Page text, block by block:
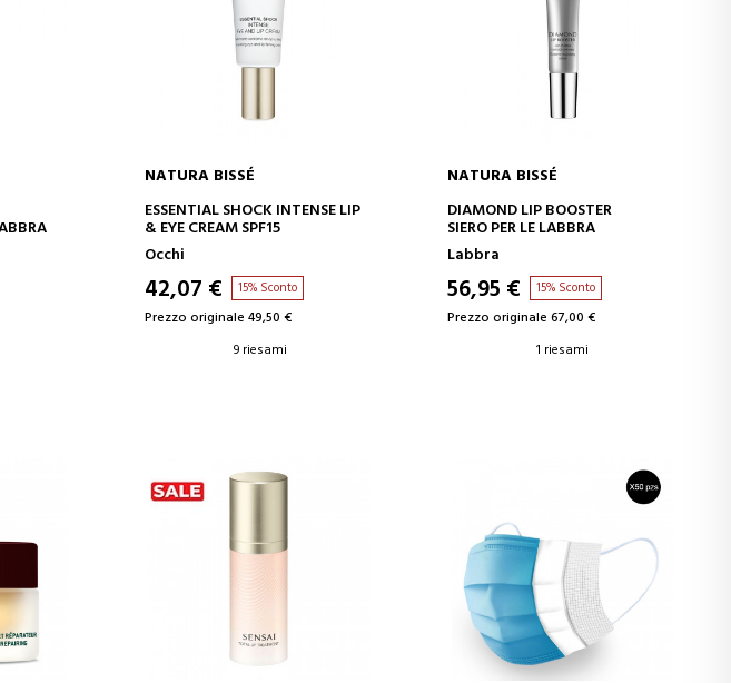
AGGIUNGI AL CARRELLO
NATURA BISSÉ
ESSENTIAL SHOCK INTENSE LIP
& EYE CREAM SPF15
Occhi
42,07 € 15% Sconto
Prezzo originale 49,50 €
9 riesami
AGGIUNGI AL CARRELLO
NATURA BISSÉ
DIAMOND LIP BOOSTER
SIERO PER LE LABBRA
Labbra
56,95 € 15% Sconto
Prezzo originale 67,00 €
1 riesami